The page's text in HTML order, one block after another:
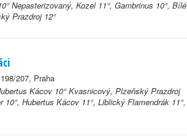
Nepasterizovaný, Kozel 11°, Gambrinus 10°, Bílé
Prazdroj 12°
207, Praha
Kácov 10° Kvasnicový, Plzeňský Prazdroj
10°, Hubertus Kácov 11°, Liblický Flamendrák 11°,